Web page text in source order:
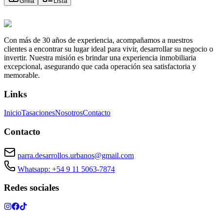
Con más de 30 años de experiencia, acompañamos a nuestros
clientes a encontrar su lugar ideal para vivir, desarrollar su negocio o
invertir. Nuestra misión es brindar una experiencia inmobiliaria
excepcional, asegurando que cada operación sea satisfactoria y
memorable.
Links
InicioTasacionesNosotrosContacto
Contacto
parra.desarrollos.urbanos@gmail.com
Whatsapp: +54 9 11 5063-7874
Redes sociales